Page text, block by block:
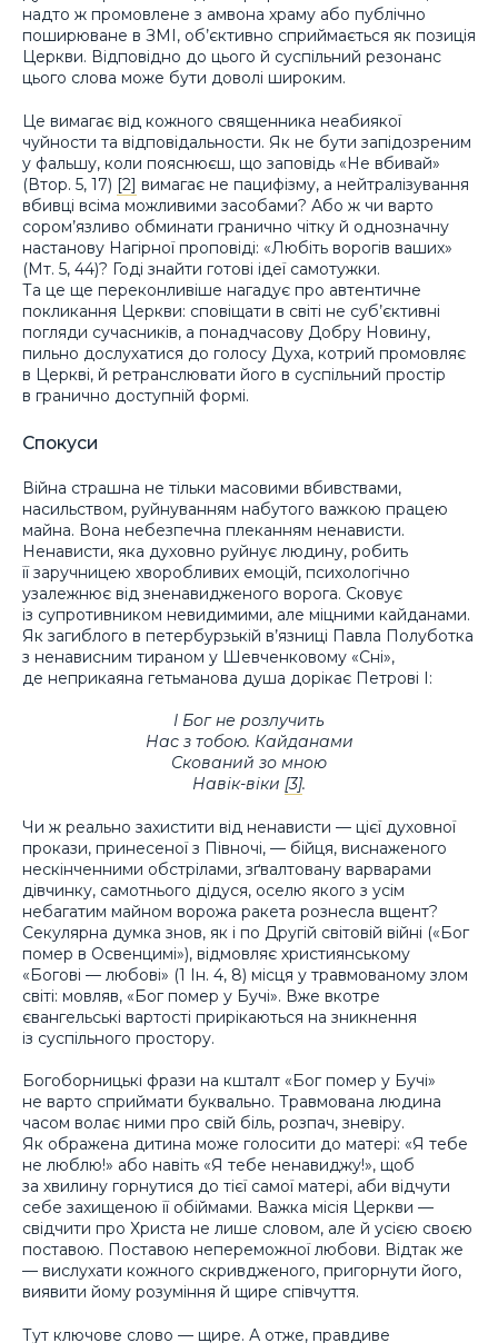
надто ж промовлене з амвона храму або публічно
поширюване в ЗМІ, об’єктивно сприймається як позиція
Церкви. Відповідно до цього й суспільний резонанс
цього слова може бути доволі широким.
Це вимагає від кожного священника неабиякої
чуйности та відповідальности. Як не бути запідозреним
у фальшу, коли пояснюєш, що заповідь «Не вбивай»
(Втор. 5, 17) [2] вимагає не пацифізму, а нейтралізування
вбивці всіма можливими засобами? Або ж чи варто
сором’язливо обминати гранично чітку й однозначну
настанову Нагірної проповіді: «Любіть ворогів ваших»
(Мт. 5, 44)? Годі знайти готові ідеї самотужки.
Та це ще переконливіше нагадує про автентичне
покликання Церкви: сповіщати в світі не суб’єктивні
погляди сучасників, а понадчасову Добру Новину,
пильно дослухатися до голосу Духа, котрий промовляє
в Церкві, й ретранслювати його в суспільний простір
в гранично доступній формі.
Спокуси
Війна страшна не тільки масовими вбивствами,
насильством, руйнуванням набутого важкою працею
майна. Вона небезпечна плеканням ненависти.
Ненависти, яка духовно руйнує людину, робить
її заручницею хворобливих емоцій, психологічно
узалежнює від зненавидженого ворога. Сковує
із супротивником невидимими, але міцними кайданами.
Як загиблого в петербурзькій в’язниці Павла Полуботка
з ненависним тираном у Шевченковому «Сні»,
де неприкаяна гетьманова душа дорікає Петрові І:
І Бог не розлучить
Нас з тобою. Кайданами
Скований зо мною
Навік-віки [3].
Чи ж реально захистити від ненависти — цієї духовної
прокази, принесеної з Півночі, — бійця, виснаженого
нескінченними обстрілами, зґвалтовану варварами
дівчинку, самотнього дідуся, оселю якого з усім
небагатим майном ворожа ракета рознесла вщент?
Секулярна думка знов, як і по Другій світовій війні («Бог
помер в Освенцимі»), відмовляє християнському
«Богові — любові» (1 Ін. 4, 8) місця у травмованому злом
світі: мовляв, «Бог помер у Бучі». Вже вкотре
євангельські вартості прирікаються на зникнення
із суспільного простору.
Богоборницькі фрази на кшталт «Бог помер у Бучі»
не варто сприймати буквально. Травмована людина
часом волає ними про свій біль, розпач, зневіру.
Як ображена дитина може голосити до матері: «Я тебе
не люблю!» або навіть «Я тебе ненавиджу!», щоб
за хвилину горнутися до тієї самої матері, аби відчути
себе захищеною її обіймами. Важка місія Церкви —
свідчити про Христа не лише словом, але й усією своєю
поставою. Поставою непереможної любови. Відтак же
— вислухати кожного скривдженого, пригорнути його,
виявити йому розуміння й щире співчуття.
Тут ключове слово — щире. А отже, правдиве